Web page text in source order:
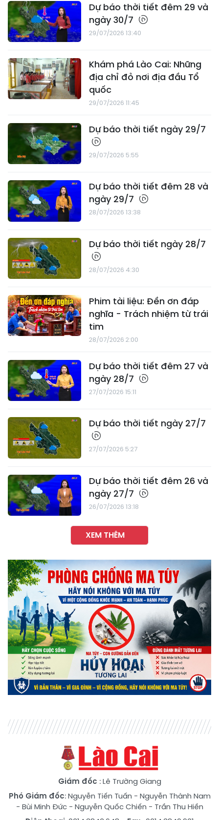
Dự báo thời tiết đêm 29 và
ngày 30/7
29/07/2026 13:40
Khám phá Lào Cai: Những
địa chỉ đỏ nơi địa đầu Tổ
quốc
29/07/2026 11:45
Dự báo thời tiết ngày 29/7
29/07/2026 5:55
Dự báo thời tiết đêm 28 và
ngày 29/7
28/07/2026 13:38
Dự báo thời tiết ngày 28/7
28/07/2026 4:30
Phim tài liệu: Đền ơn đáp
nghĩa - Trách nhiệm từ trái
tim
28/07/2026 2:00
Dự báo thời tiết đêm 27 và
ngày 28/7
27/07/2026 15:11
Dự báo thời tiết ngày 27/7
27/07/2026 5:27
Dự báo thời tiết đêm 26 và
ngày 27/7
26/07/2026 13:18
XEM THÊM
Giám đốc : Lê Trường Giang
Phó Giám đốc:Nguyễn Tiến Tuấn - Nguyễn Thành Nam
- Bùi Minh Đức- Nguyễn Quốc Chiến - Trần Thu Hiền